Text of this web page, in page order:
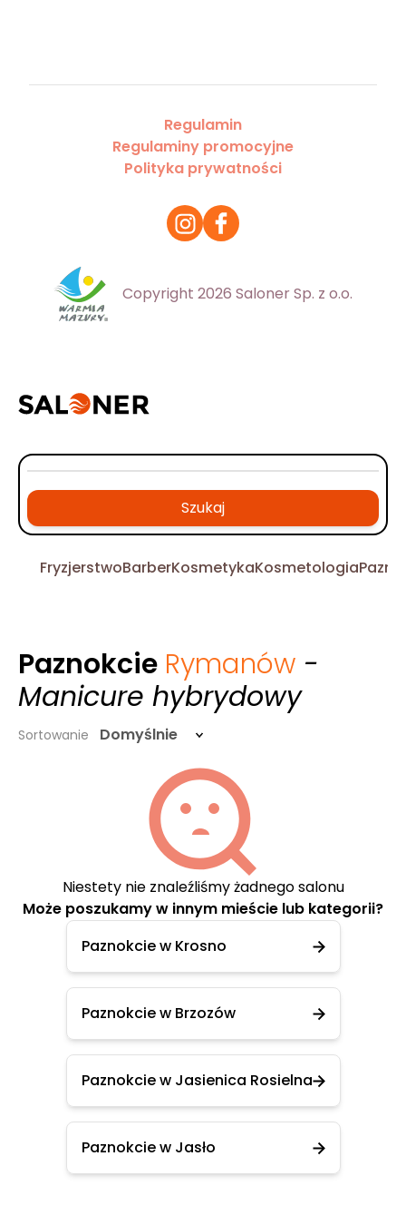
Regulamin
Regulaminy promocyjne
Polityka prywatności
Copyright 2026 Saloner Sp. z o.o.
Szukaj
FryzjerstwoBarberKosmetykaKosmetologia
Paznokcie Rymanów -
Manicure hybrydowy
Sortowanie Domyślnie
Niestety nie znaleźliśmy żadnego salonu
Może poszukamy w innym mieście lub kategorii?
Paznokcie w Krosno
Paznokcie w Brzozów
Paznokcie w Jasienica Rosielna
Paznokcie w Jasło